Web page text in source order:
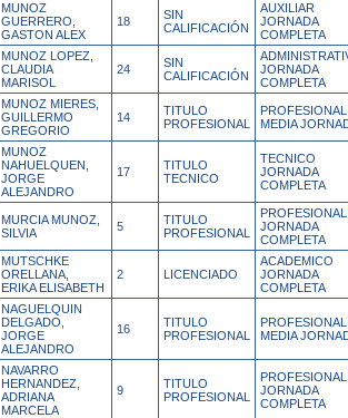
MUNOZ
GUERRERO,
GASTON ALEX
18
SIN
CALIFICACIÓN
AUXILIAR
JORNADA
COMPLETA
MUNOZ LOPEZ,
CLAUDIA
MARISOL
24
SIN
CALIFICACIÓN
JORNADA
COMPLETA
MUNOZ MIERES,
GUILLERMO
GREGORIO
14
TITULO
PROFESIONAL
PROFESIONAL
MEDIA
MUNOZ
NAHUELQUEN,
JORGE
ALEJANDRO
17
TITULO
TECNICO
TECNICO
JORNADA
COMPLETA
MURCIA MUNOZ,
SILVIA
5
TITULO
PROFESIONAL
PROFESIONAL
JORNADA
COMPLETA
MUTSCHKE
ORELLANA,
ERIKA ELISABETH
2 LICENCIADO
ACADEMICO
JORNADA
COMPLETA
NAGUELQUIN
DELGADO,
JORGE
ALEJANDRO
16
TITULO
PROFESIONAL
PROFESIONAL
MEDIA
NAVARRO
HERNANDEZ,
ADRIANA
MARCELA
9
TITULO
PROFESIONAL
PROFESIONAL
JORNADA
COMPLETA